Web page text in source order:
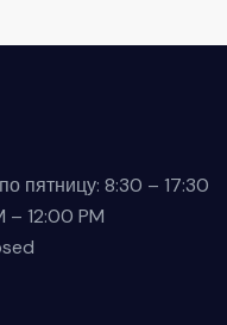
пятницу: 8:30 – 17:30
– 12:00 PM